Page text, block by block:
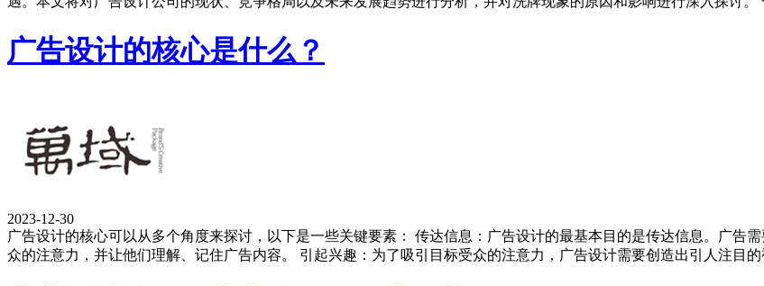
广告设计的核心是什么？
2023-12-30
广告设计的核心可以从多个角度来探讨，以下是一些关键要素： 传达信息：广告设计的最基本目的是传达信息。广告
众的注意力，并让他们理解、记住广告内容。 引起兴趣：为了吸引目标受众的注意力，广告设计需要创造出引人注目